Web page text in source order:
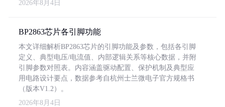
2026年8月4日
BP2863芯片各引脚功能
本文详细解析BP2863芯片的引脚功能及参数，包括各引脚
定义、典型电压/电流值、内部逻辑关系等核心数据，并附
引脚参数对照表。内容涵盖驱动配置、保护机制及典型应
用电路设计要点，数据参考自杭州士兰微电子官方规格书
（版本V1.2）。
2026年8月4日